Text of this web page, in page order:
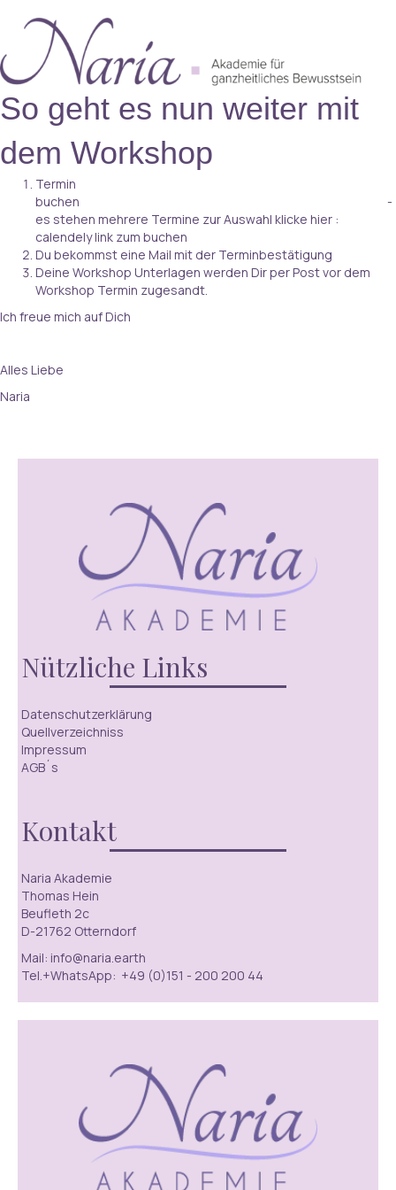
So geht es nun weiter mit
dem Workshop
Termin
buchen -
es stehen mehrere Termine zur Auswahl klicke hier :
calendely link zum buchen
Du bekommst eine Mail mit der Terminbestätigung
Deine Workshop Unterlagen werden Dir per Post vor dem
Workshop Termin zugesandt.
Ich freue mich auf Dich
Alles Liebe
Naria
Nützliche Links
Datenschutzerklärung
Quellverzeichniss
Impressum
AGB´s
Kontakt
Naria Akademie
Thomas Hein
Beufleth 2c
D-21762 Otterndorf
Mail: info@naria.earth
Tel.+WhatsApp: +49 (0)151 - 200 200 44